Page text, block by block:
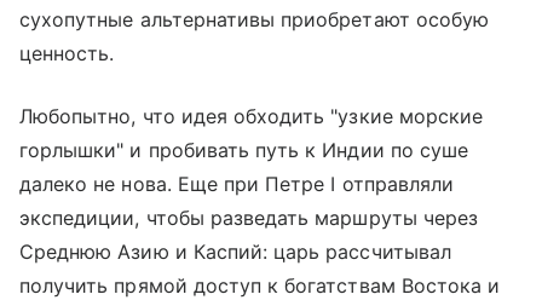
сухопутные альтернативы приобретают особую
ценность.
Любопытно, что идея обходить "узкие морские
горлышки" и пробивать путь к Индии по суше
далеко не нова. Еще при Петре I отправляли
экспедиции, чтобы разведать маршруты через
Среднюю Азию и Каспий: царь рассчитывал
получить прямой доступ к богатствам Востока и